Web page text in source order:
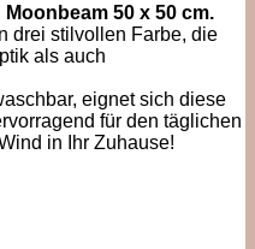
50 x 50 cm.
drei stilvollen Farbe, die
als auch
eignet sich diese
für den täglichen
in Ihr Zuhause!